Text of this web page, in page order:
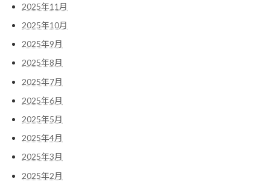
2025年11月
2025年10月
2025年9月
2025年8月
2025年7月
2025年6月
2025年5月
2025年4月
2025年3月
2025年2月